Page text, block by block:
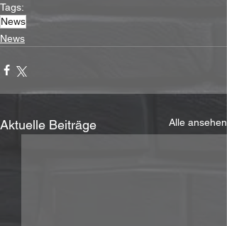
Tags:
News
News
Aktuelle Beiträge Alle ansehen